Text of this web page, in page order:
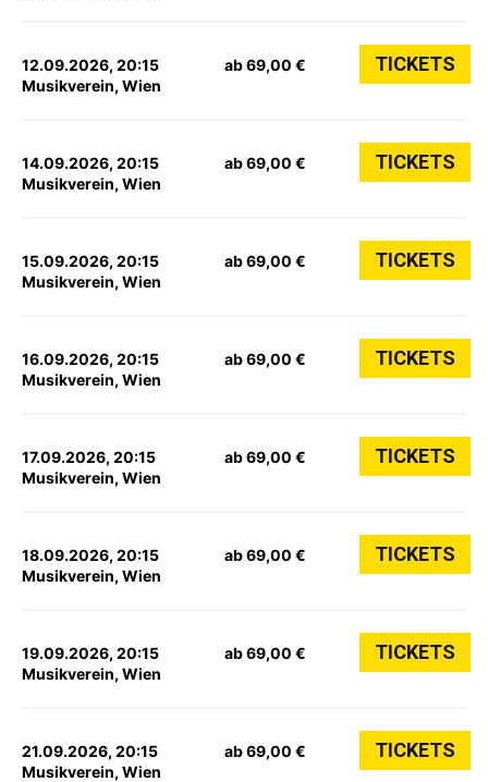
12.09.2026, 20:15
Musikverein, Wien
ab 69,00 € TICKETS
14.09.2026, 20:15
Musikverein, Wien
ab 69,00 € TICKETS
15.09.2026, 20:15
Musikverein, Wien
ab 69,00 € TICKETS
16.09.2026, 20:15
Musikverein, Wien
ab 69,00 € TICKETS
17.09.2026, 20:15
Musikverein, Wien
ab 69,00 € TICKETS
18.09.2026, 20:15
Musikverein, Wien
ab 69,00 € TICKETS
19.09.2026, 20:15
Musikverein, Wien
ab 69,00 € TICKETS
21.09.2026, 20:15
Musikverein, Wien
ab 69,00 € TICKETS